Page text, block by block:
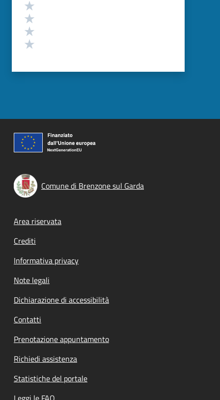
Comune di Brenzone sul Garda
Footer menu
Area riservata
Crediti
Informativa privacy
Note legali
Dichiarazione di accessibilità
Contatti
Prenotazione appuntamento
Richiedi assistenza
Statistiche del portale